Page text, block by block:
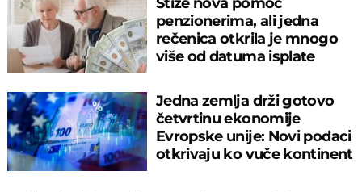
penzionerima, ali jedna
rečenica otkrila je mnogo
više od datuma isplate
Jedna zemlja drži gotovo
četvrtinu ekonomije
Evropske unije: Novi podaci
otkrivaju ko vuče kontinent